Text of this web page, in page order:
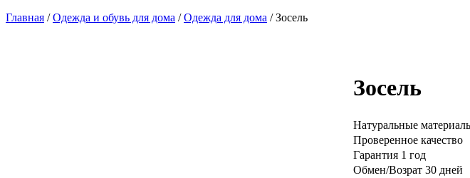
Главная /Одежда и обувь для дома /Одежда для дома / Зосель
Зосель
Натуральные
Проверенное качество
Гарантия 1 год
Обмен/Возрат 30 дней